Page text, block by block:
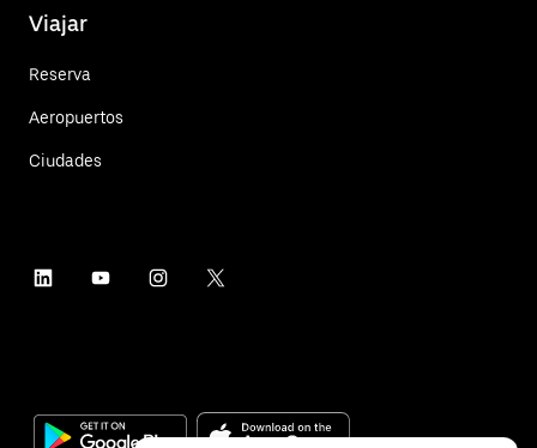
Viajar
Reserva
Aeropuertos
Ciudades